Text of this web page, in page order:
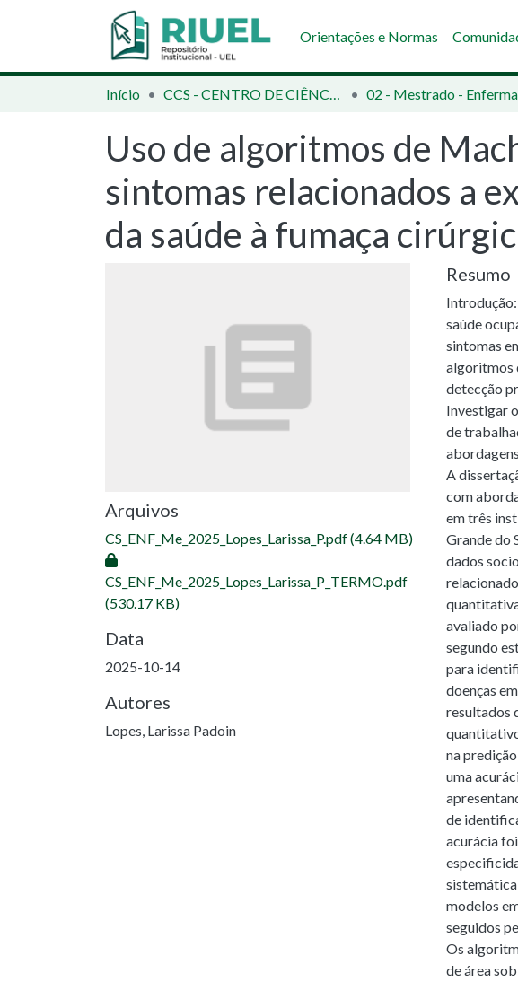
Orientações e Normas
Início CCS - CENTRO DE CIÊNCIAS DA SAÚDE 02 - Mestrado -
Uso de algoritmos de
sintomas relacionados a
da saúde à fumaça
Arquivos
CS_ENF_Me_2025_Lopes_Larissa_P.pdf(4.64 MB)
CS_ENF_Me_2025_Lopes_Larissa_P_TERMO.pdf
(530.17 KB)
Data
2025-10-14
Autores
Lopes, Larissa Padoin
Resumo
saúde
sintomas
algoritmos
detecção
Investigar
de
A
com
em três
Grande do
dados
avaliado
segundo
para
doenças
resultados
na
uma
de
acurácia
modelos
seguidos
Os
de área